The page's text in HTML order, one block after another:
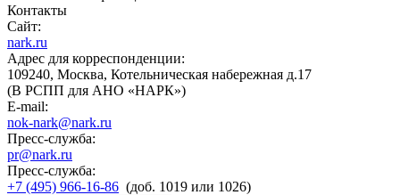
Контакты
Сайт:
nark.ru
Адрес для корреспонденции:
109240, Москва, Котельническая набережная д.17
(В РСПП для АНО «НАРК»)
E-mail:
nok-nark@nark.ru
Пресс-служба:
pr@nark.ru
Пресс-служба:
+7 (495) 966-16-86 (доб. 1019 или 1026)